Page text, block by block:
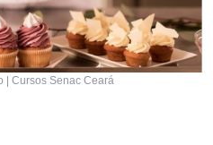
| Cursos Senac Ceará